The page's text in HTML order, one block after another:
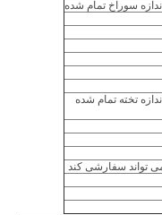
اندازه سوراخ تمام شده
اندازه تخته تمام شده
تواند سفارشی کند